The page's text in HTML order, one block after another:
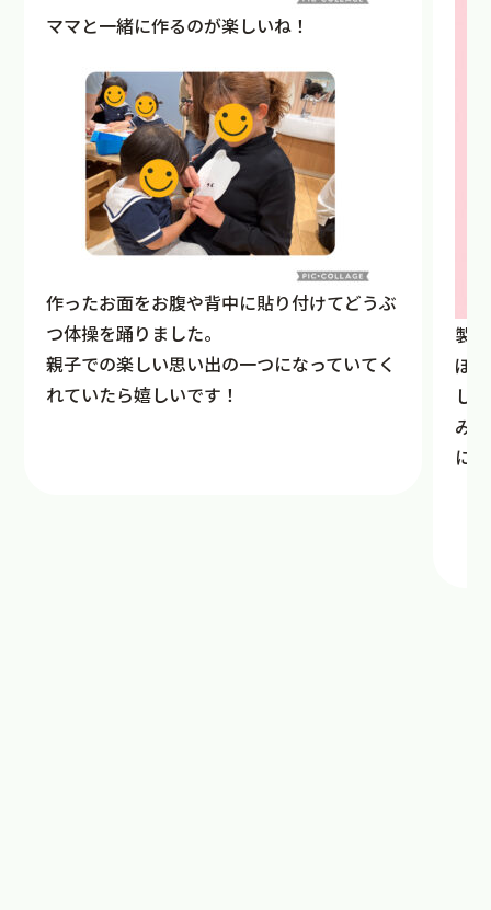
ママと一緒に作るのが楽しいね！
作ったお面をお腹や背中に貼り付けてどうぶ
つ体操を踊りました。
親子での楽しい思い出の一つになっていてく
れていたら嬉しいです！
製
ぼ
し
み
に